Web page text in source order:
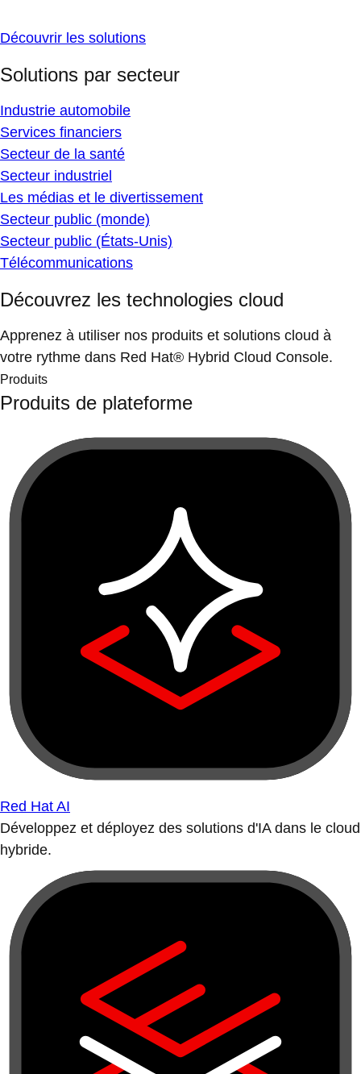
Découvrir les solutions
Solutions par secteur
Industrie automobile
Services financiers
Secteur de la santé
Secteur industriel
Les médias et le divertissement
Secteur public (monde)
Secteur public (États-Unis)
Télécommunications
Découvrez les technologies cloud
Apprenez à utiliser nos produits et solutions cloud à
votre rythme dans Red Hat® Hybrid Cloud Console.
Produits
Produits de plateforme
Red Hat AI
Développez et déployez des solutions d'IA dans le cloud
hybride.